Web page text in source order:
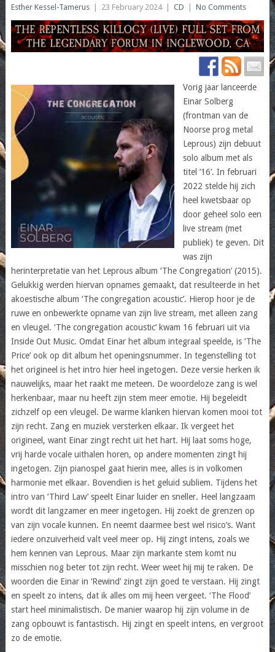
Esther Kessel-Tamerus 23 February 2024 CD No Comments
Vorig jaar lanceerde
Einar Solberg
(frontman van de
Noorse prog metal
Leprous) zijn debuut
solo album met als
titel ’16’. In februari
2022 stelde hij zich
heel kwetsbaar op
door geheel solo een
live stream (met
publiek) te geven. Dit
was zijn
herinterpretatie van het Leprous album ‘The Congregation’ (2015).
Gelukkig werden hiervan opnames gemaakt, dat resulteerde in het
akoestische album ‘The congregation acoustic’. Hierop hoor je de
ruwe en onbewerkte opname van zijn live stream, met alleen zang
en vleugel. ‘The congregation acoustic’ kwam 16 februari uit via
Inside Out Music. Omdat Einar het album integraal speelde, is ‘The
Price’ ook op dit album het openingsnummer. In tegenstelling tot
het origineel is het intro hier heel ingetogen. Deze versie herken ik
nauwelijks, maar het raakt me meteen. De woordeloze zang is wel
herkenbaar, maar nu heeft zijn stem meer emotie. Hij begeleidt
zichzelf op een vleugel. De warme klanken hiervan komen mooi tot
zijn recht. Zang en muziek versterken elkaar. Ik vergeet het
origineel, want Einar zingt recht uit het hart. Hij laat soms hoge,
vrij harde vocale uithalen horen, op andere momenten zingt hij
ingetogen. Zijn pianospel gaat hierin mee, alles is in volkomen
harmonie met elkaar. Bovendien is het geluid subliem. Tijdens het
intro van ‘Third Law’ speelt Einar luider en sneller. Heel langzaam
wordt dit langzamer en meer ingetogen. Hij zoekt de grenzen op
van zijn vocale kunnen. En neemt daarmee best wel risico’s. Want
iedere onzuiverheid valt veel meer op. Hij zingt intens, zoals we
hem kennen van Leprous. Maar zijn markante stem komt nu
misschien nog beter tot zijn recht. Weer weet hij mij te raken. De
woorden die Einar in ‘Rewind’ zingt zijn goed te verstaan. Hij zingt
en speelt zo intens, dat ik alles om mij heen vergeet. ‘The Flood’
start heel minimalistisch. De manier waarop hij zijn volume in de
zang opbouwt is fantastisch. Hij zingt en speelt intens, en vergroot
zo de emotie.